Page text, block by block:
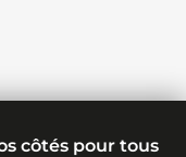
côtés pour tous